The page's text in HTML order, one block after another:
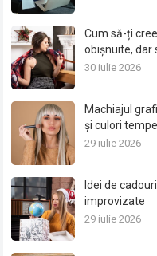
Cum să-ți
obișnuite, dar
30 iulie 2026
Machiajul
și culori
29 iulie 2026
Idei de
improvizate
29 iulie 2026